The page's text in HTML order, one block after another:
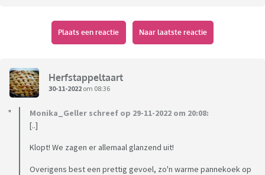
Voor meer informatie:https://sintpannekoek.nl/
Plaats een reactie Naar laatste reactie
Herfstappeltaart
30-11-2022 om 08:36
Monika_Geller schreef op 29-11-2022 om 20:08:
[..]
Klopt! We zagen er allemaal glanzend uit!
Overigens best een prettig gevoel, zo'n warme pannekoek op